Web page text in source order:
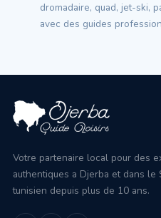
dromadaire, quad, jet-ski,
avec des guides
Votre partenaire local pour des
authentiques a Djerba et dans le
tunisien depuis plus de 10 ans.